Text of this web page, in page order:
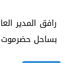
رافق المدير
بساحل حضرموت